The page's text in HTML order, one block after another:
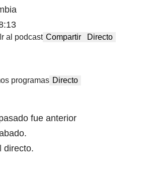
Ir al podcast Compartir Directo
programas Directo
fue anterior
directo.